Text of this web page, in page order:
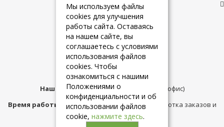
Полезные ссылки
+7 (925) 084-10-60
Наш адрес:Москва,ул.Плещеева д.12 (офис)
Время работы магазина:с 10:00 до 21:00 (обработка заказов и
консультация)
Мы используем файлы
cookies для улучшения
работы сайта. Оставаясь
на нашем сайте, вы
соглашаетесь с условиями
использования файлов
cookies. Чтобы
ознакомиться с нашими
Положениями о
конфиденциальности и об
использовании файлов
cookie, нажмите здесь.